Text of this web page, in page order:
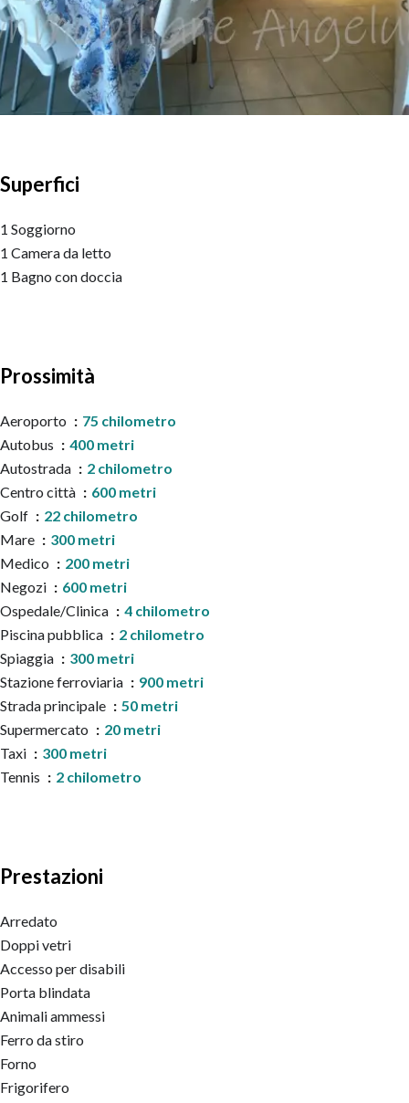
Superfici
1 Soggiorno
1 Camera da letto
1 Bagno con doccia
Prossimità
Aeroporto
75 chilometro
Autobus
400 metri
Autostrada
2 chilometro
Centro città
600 metri
Golf
22 chilometro
Mare
300 metri
Medico
200 metri
Negozi
600 metri
Ospedale/Clinica
4 chilometro
Piscina pubblica
2 chilometro
Spiaggia
300 metri
Stazione ferroviaria
900 metri
Strada principale
50 metri
Supermercato
20 metri
Taxi
300 metri
Tennis
2 chilometro
Prestazioni
Arredato
Doppi vetri
Accesso per disabili
Porta blindata
Animali ammessi
Ferro da stiro
Forno
Frigorifero